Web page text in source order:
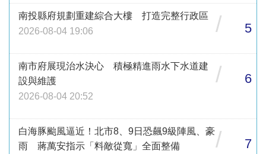
南投縣府規劃重建綜合大樓 打造完整行政區
2026-08-04 19:06
/ 5
南市府展現治水決心 積極精進雨水下水道建
設與維護
2026-08-04 20:52
/ 6
白海豚颱風逼近！北市8、9日恐飆9級陣風、豪
雨 蔣萬安指示「料敵從寬」全面整備
/ 7